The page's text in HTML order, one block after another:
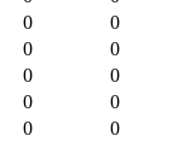
0
0
0
0
0
0
0
0
0
0